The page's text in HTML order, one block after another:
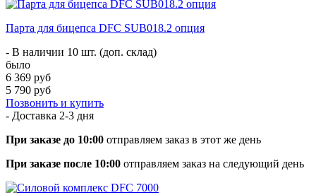
Парта для бицепса DFC SUB018.2 опция
- В наличии 10 шт. (доп. склад)
было
6 369 руб
5 790 руб
Позвонить и купить
- Доставка 2-3 дня
При заказе до 10:00 отправляем заказ в этот же день
При заказе после 10:00 отправляем заказ на следующий день